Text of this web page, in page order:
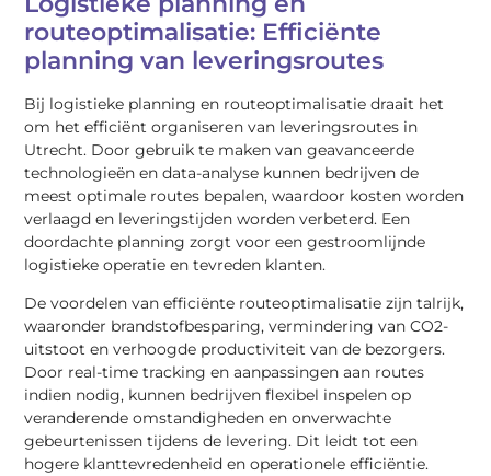
routeoptimalisatie: Efficiënte
planning van leveringsroutes
Bij logistieke planning en routeoptimalisatie draait het
om het efficiënt organiseren van leveringsroutes in
Utrecht. Door gebruik te maken van geavanceerde
technologieën en data-analyse kunnen bedrijven de
meest optimale routes bepalen, waardoor kosten worden
verlaagd en leveringstijden worden verbeterd. Een
doordachte planning zorgt voor een gestroomlijnde
logistieke operatie en tevreden klanten.
De voordelen van efficiënte routeoptimalisatie zijn talrijk,
waaronder brandstofbesparing, vermindering van CO2-
uitstoot en verhoogde productiviteit van de bezorgers.
Door real-time tracking en aanpassingen aan routes
indien nodig, kunnen bedrijven flexibel inspelen op
veranderende omstandigheden en onverwachte
gebeurtenissen tijdens de levering. Dit leidt tot een
hogere klanttevredenheid en operationele efficiëntie.